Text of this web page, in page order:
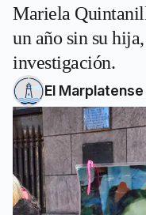
Mariela
un año sin su
investigación.
El Marplatense